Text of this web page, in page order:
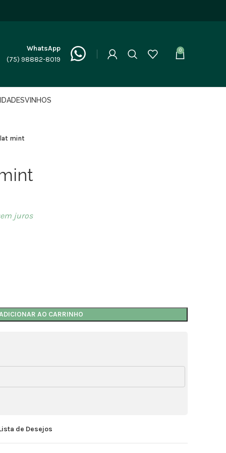
WhatsApp
(75) 98882-8019
0
VINHOS
mint
juros
AO CARRINHO
de Desejos